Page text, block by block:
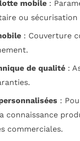
mobile:
ou
: Couverture
de qualité:
:
connaissance
commerciales.